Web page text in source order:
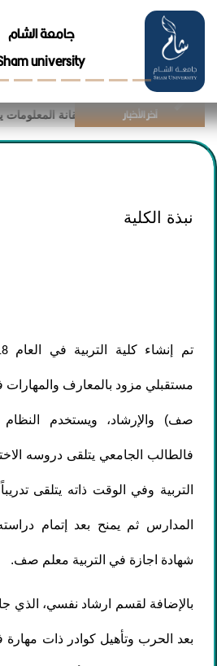
جامعة الشام
university
من وزارة الاتصالات وتقانة المعلومات
آخر الأخبار
نبذة الكلية
تم إنشاء كلية التربية في العام
مستقبلي مزود بالمعارف والمهارات
صف) والإرشاد، ويستخدم النظام
فالطالب الجامعي يتلقى دروسه
التربية وفي الوقت ذاته يتلقى
المدارس ثم يمنح بعد إتمام
شهادة اجازة في التربية معلم صف.
بالإضافة لقسم ارشاد نفسي، الذي
بعد الحرب وتأهيل كوادر ذات